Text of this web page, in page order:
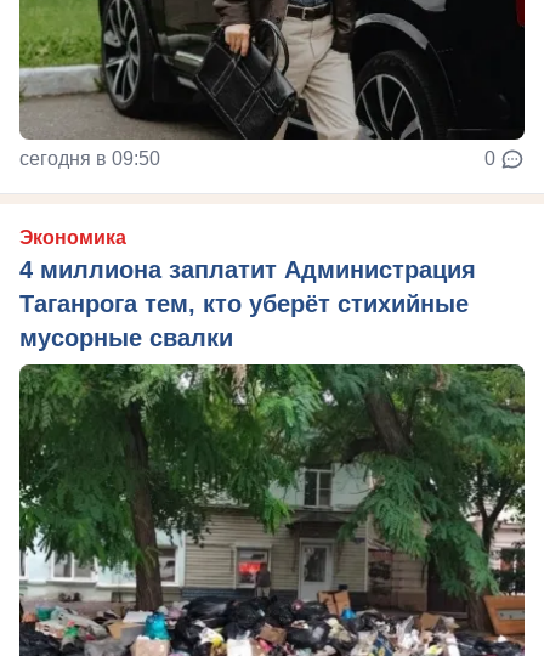
сегодня в 09:50 0
Экономика
4 миллиона заплатит Администрация
Таганрога тем, кто уберёт стихийные
мусорные свалки